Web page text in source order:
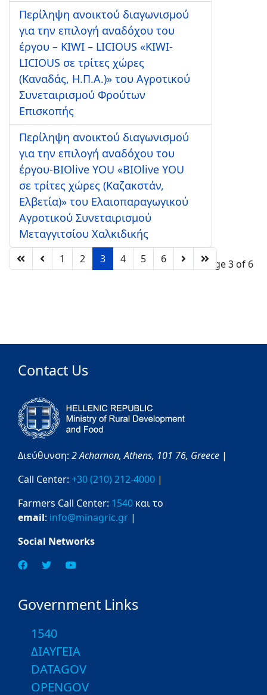
Περίληψη ανοικτού διαγωνισμού
για την επιλογή αναδόχου του
έργου – KIWI – LICIOUS «KIWI-
LICIOUS σε τρίτες χώρες
(Καναδάς, Η.Π.Α.)» του Αγροτικού
Συνεταιρισμού Φρούτων
Επισκοπής
Περίληψη ανοικτού διαγωνισμού
για την επιλογή αναδόχου του
έργου-BIOlive YOU «BIOlive YOU
σε τρίτες χώρες (Καζακστάν,
Ελβετία)» του Ελαιοπαραγωγικού
Αγροτικού Συνεταιρισμού
Μεταγγιτσίου Χαλκιδικής
Page 3 of 6
1 2 3 4 5 6
Contact Us
Διεύθυνση: 2 Acharnon,Athens, 101 76, Greece |
Call Center: +30 (210) 212-4000 |
Farmers Call Center: 1540 και το
email: info@minagric.gr |
Social Networks
Government Links
1540
ΔΙΑΥΓΕΙΑ
DATAGOV
OPENGOV